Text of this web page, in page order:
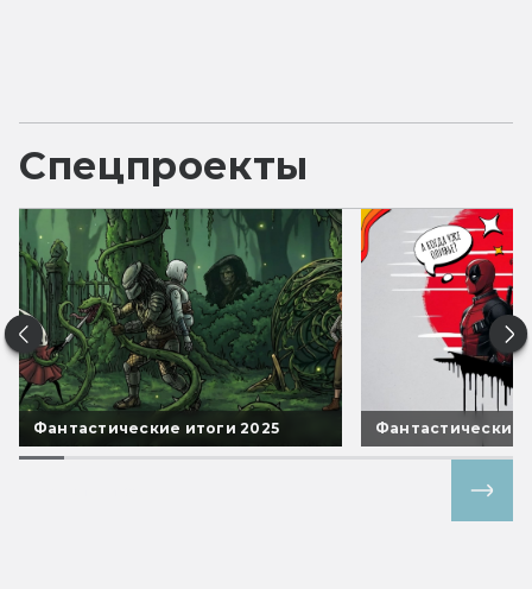
Спецпроекты
Фантастические итоги 2025 Фантастические